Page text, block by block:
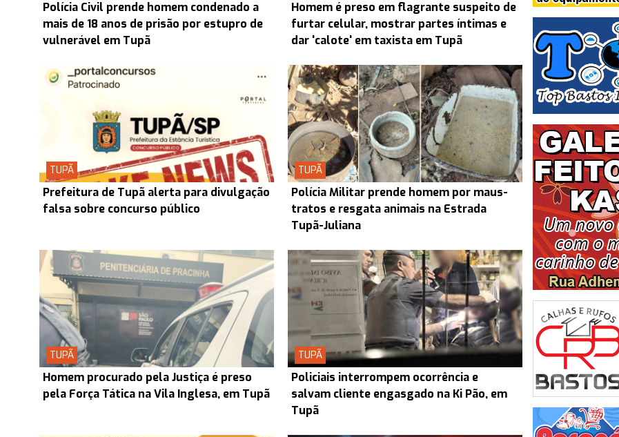
Polícia Civil prende homem condenado a
mais de 18 anos de prisão por estupro de
vulnerável em Tupã
Homem é preso em flagrante suspeito de
furtar celular, mostrar partes íntimas e
dar 'calote' em taxista em Tupã
TUPÃ
Prefeitura de Tupã alerta para divulgação
falsa sobre concurso público
TUPÃ
Polícia Militar prende homem por maus-
tratos e resgata animais na Estrada
Tupã-Juliana
TUPÃ
Homem procurado pela Justiça é preso
pela Força Tática na Vila Inglesa, em Tupã
TUPÃ
Policiais interrompem ocorrência e
salvam cliente engasgado na Ki Pão, em
Tupã